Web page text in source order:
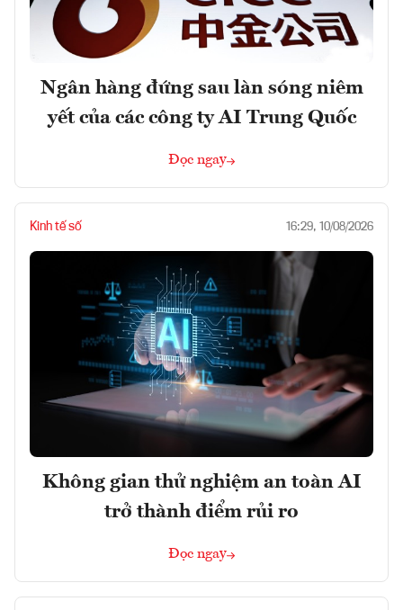
Ngân hàng đứng sau làn sóng niêm
yết của các công ty AI Trung Quốc
Đọc ngay
Kinh tế số 16:29, 10/08/2026
Không gian thử nghiệm an toàn AI
trở thành điểm rủi ro
Đọc ngay